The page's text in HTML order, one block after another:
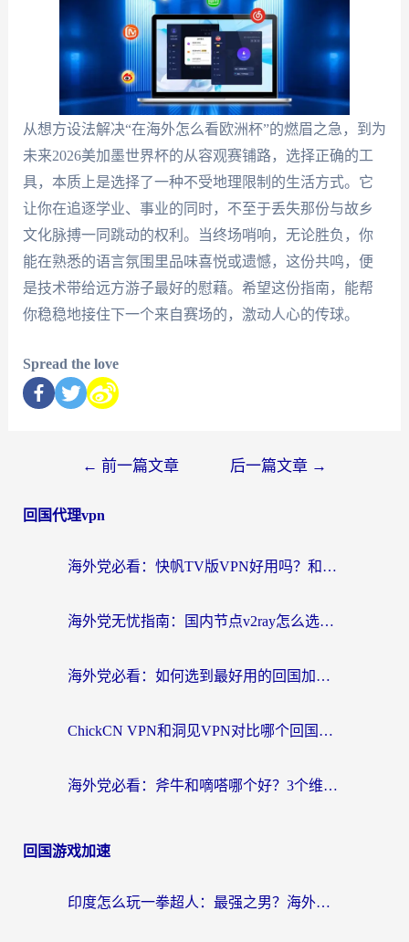
从想方设法解决“在海外怎么看欧洲杯”的燃眉之急，到为
未来2026美加墨世界杯的从容观赛铺路，选择正确的工
具，本质上是选择了一种不受地理限制的生活方式。它
让你在追逐学业、事业的同时，不至于丢失那份与故乡
文化脉搏一同跳动的权利。当终场哨响，无论胜负，你
能在熟悉的语言氛围里品味喜悦或遗憾，这份共鸣，便
是技术带给远方游子最好的慰藉。希望这份指南，能帮
你稳稳地接住下一个来自赛场的，激动人心的传球。
Spread the love
← 前一篇文章 后一篇文章 →
回国代理vpn
海外党必看：快帆TV版VPN好用吗？和快游VPN对比哪个回国效果更好？附实用避坑指南
海外党无忧指南：国内节点v2ray怎么选？一键回国VPN+多场景实测帮你避坑
海外党必看：如何选到最好用的回国加速器？从节点到售后的全维度指南
ChickCN VPN和洞见VPN对比哪个回国效果更好？海外党亲测3款加速器+避坑指南
海外党必看：斧牛和嘀嗒哪个好？3个维度教你选对回国加速器
回国游戏加速
印度怎么玩一拳超人：最强之男？海外党国服游戏加速避坑指南